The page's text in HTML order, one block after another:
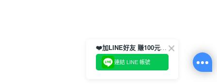
❤️加LINE好友 賺100元券！
連結 LINE 帳號